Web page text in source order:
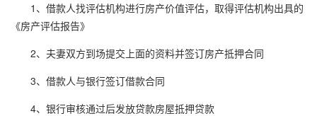
1、借款人找评估机构进行房产价值评估，取得评估机构出具的
《房产评估报告》
2、夫妻双方到场提交上面的资料并签订房产抵押合同
3、借款人与银行签订借款合同
4、银行审核通过后发放贷款房屋抵押贷款